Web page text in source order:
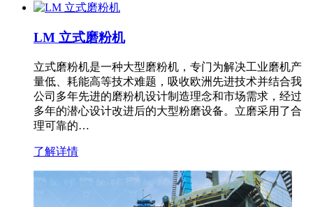
LM 立式磨粉机
立式磨粉机是一种大型磨粉机，专门为解决工业磨机产
量低、耗能高等技术难题，吸收欧洲先进技术并结合我
公司多年先进的磨粉机设计制造理念和市场需求，经过
多年的潜心设计改进后的大型粉磨设备。立磨采用了合
理可靠的…
了解详情